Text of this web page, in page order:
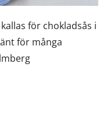
för chokladsås i
för många